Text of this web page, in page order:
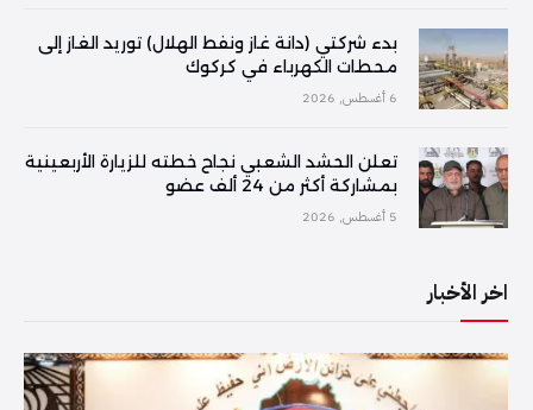
بدء شركتي (دانة غاز ونفط الهلال) توريد الغاز إلى
محطات الكهرباء في كركوك
6 أغسطس, 2026
تعلن الحشد الشعبي نجاح خطته للزيارة الأربعينية
بمشاركة أكثر من 24 ألف عضو
5 أغسطس, 2026
اخر الأخبار